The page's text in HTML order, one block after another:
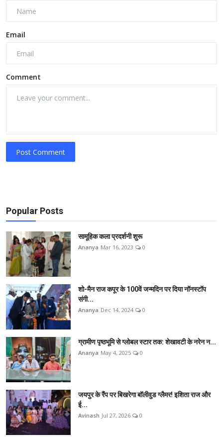
Email
Comment
Post Comment
Popular Posts
सामूहिक कला प्रदर्शनी शुरू
Ananya Mar 16, 2023 0
शो-मैन राज कपूर के 100वें जन्मदिन पर दिया नॉनस्टॉप
संगी...
Ananya Dec 14, 2024 0
ग्रामीण पृष्ठभूमि से ग्लोबल स्टार तक: शेखावटी के नरेन न...
Ananya May 4, 2025 0
जयपुर के रैंप पर बिखरेगा बॉलीवुड ग्लैमर! इशिता राज और
ई...
Avinash Jul 27, 2026 0